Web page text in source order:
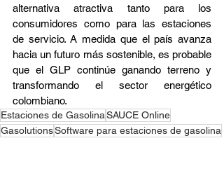
alternativa atractiva tanto para los
consumidores como para las estaciones
de servicio. A medida que el país avanza
hacia un futuro más sostenible, es probable
que el GLP continúe ganando terreno y
transformando el sector energético
colombiano.
Estaciones de GasolinaSAUCE Online
GasolutionsSoftware para estaciones de gasolina